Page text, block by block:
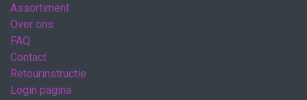
Assortiment
Over ons
FAQ
Contact
Retourinstructie
Login pagina